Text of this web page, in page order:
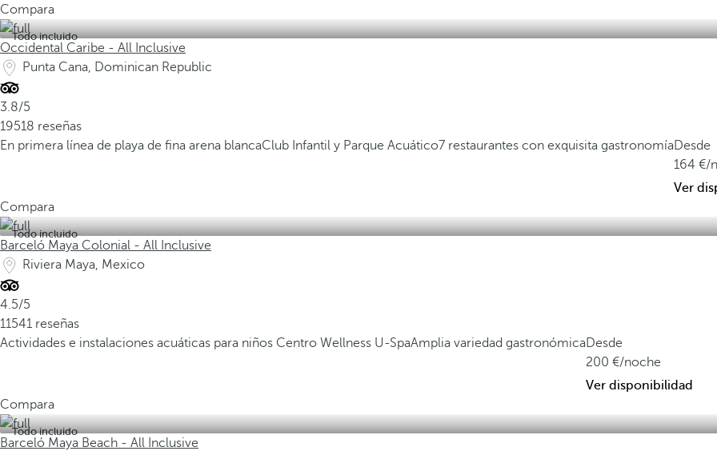
Compara
Todo incluido
Occidental Caribe - All Inclusive
Punta Cana, Dominican Republic
3.8/5
19518 reseñas
En primera línea de playa de fina arena blancaClub Infantil y Parque Acuático7 restaurantes con exquisita gastronomíaDesde
164
/
Ver
Compara
Todo incluido
Barceló Maya Colonial - All Inclusive
Riviera Maya, Mexico
4.5/5
11541 reseñas
Actividades e instalaciones acuáticas para niños Centro Wellness U-SpaAmplia variedad gastronómicaDesde
200
/noche
Ver disponibilidad
Compara
Todo incluido
Barceló Maya Beach - All Inclusive